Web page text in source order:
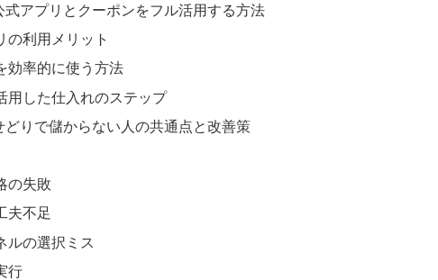
式アプリとクーポンをフル活用する方法
の利用メリット
効率的に使う方法
用した仕入れのステップ
どりで儲からない人の共通点と改善策
の失敗
夫不足
ルの選択ミス
行